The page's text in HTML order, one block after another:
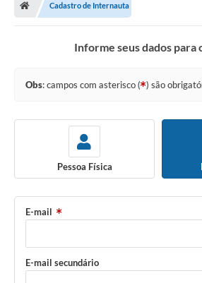
Cadastro de Internauta
Informe seus dados para
Obs: campos com asterisco ( ) são
Pessoa Física
E-mail
E-mail secundário